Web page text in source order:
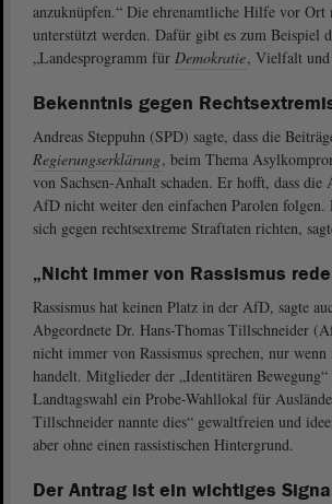
anzuknüpfen.“ Die ehrenamtliche Hilfe vor Ort
unterstützt werden. Dafür gibt es zum Beispiel
„Landesprogramm für Demokratie, Vielfalt und
Bekenntnis gegen
Andreas Steppuhn (SPD) sagte, dass die
Regierungserklärung, beim Thema
von Sachsen-Anhalt schaden. Er hofft, dass die
AfD nicht weiter den einfachen Parolen folgen.
sich gegen rechtsextreme Straftaten richten,
„Nicht immer von Rassismus
Rassismus hat keinen Platz in der AfD, sagte
Abgeordnete Dr. Hans-Thomas Tillschneider
nicht immer von Rassismus sprechen, nur
handelt. Mitglieder der „Identitären
Landtagswahl ein Probe-Wahllokal für
Tillschneider nannte dies“ gewaltfreien und
aber ohne einen rassistischen Hintergrund.
Der Antrag ist ein wichtiges